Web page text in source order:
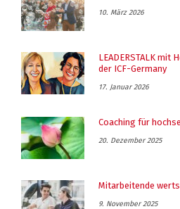
10. März 2026
LEADERSTALK mit
der ICF-Germany
17. Januar 2026
Coaching für
20. Dezember 2025
Mitarbeitende
9. November 2025